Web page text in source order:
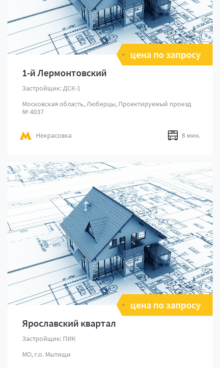
цена по запросу
1-й Лермонтовский
Застройщик: ДСК-1
Московская область, Люберцы, Проектируемый проезд
№ 4037
Некрасовка 8 мин.
цена по запросу
Ярославский квартал
Застройщик: ПИК
МО, г.о. Мытищи